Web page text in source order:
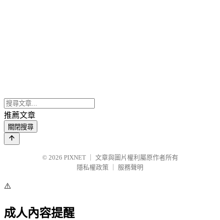
推薦文章
關閉搜尋
© 2026 PIXNET
文章與圖片權利屬原作者所有
隱私權政策
服務聲明
⚠️
成人內容提醒